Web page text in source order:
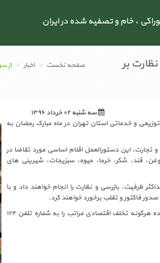
، خام و تصفیه شده در ایران
بر
صفحه نخست اخبار از
سه شنبه ۰۲ خرداد ۱۳۹۶
و خدماتی استان تهران در ماه مبارک رمضان به
تجارت، این دستورالعمل اقلام اساسی مورد تقاضا در
قند، شکر، خرما، میوه، سبزیجات، شیرینی های
ظرفیت، بازرسی و نظارت را انجام خواهند داد و با
فاکتور و تقلب برخورد خواهند کرد.
براساس این ابلاغیه، مردم می توانند درصورت مشاهده هرگونه تخلف اقتصادی مراتب را به شماره تلفن ۱۲۴